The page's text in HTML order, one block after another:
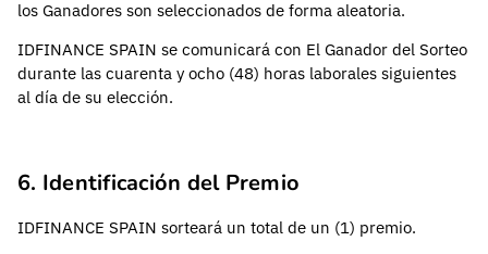
los Ganadores son seleccionados de forma aleatoria.
IDFINANCE SPAIN se comunicará con El Ganador del Sorteo
durante las cuarenta y ocho (48) horas laborales siguientes
al día de su elección.
6. Identificación del Premio
IDFINANCE SPAIN sorteará un total de un (1) premio.